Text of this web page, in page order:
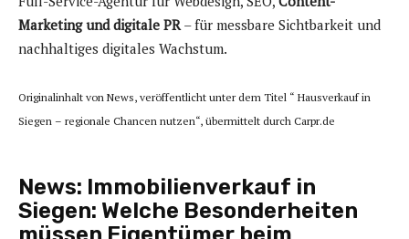
Marketing und digitale PR– für messbare Sichtbarkeit und
nachhaltiges digitales Wachstum.
Originalinhalt von News, veröffentlicht unter dem Titel “ Hausverkauf in
Siegen – regionale Chancen nutzen“, übermittelt durch Carpr.de
News: Immobilienverkauf in
Siegen: Welche Besonderheiten